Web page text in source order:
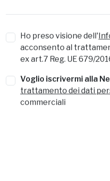
Ho preso visione dell'
acconsento al
ex art.7 Reg. UE 679/
Voglio iscrivermi alla
trattamento dei dati
commerciali